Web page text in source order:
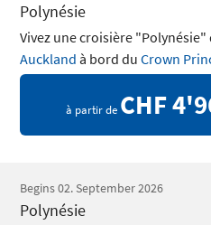
Polynésie
Vivez une croisière
Auckland à bord duCrown
à partir de CHF
Begins 02. September 2026
Polynésie